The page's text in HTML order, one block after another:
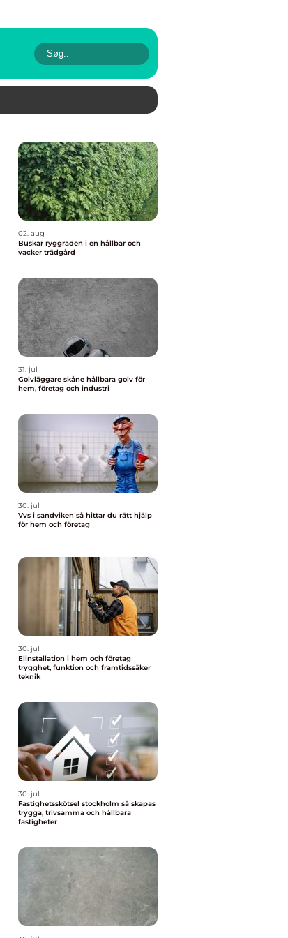
02. aug
Buskar ryggraden i en hållbar och
vacker trädgård
31. jul
Golvläggare skåne hållbara golv för
hem, företag och industri
30. jul
Vvs i sandviken så hittar du rätt hjälp
för hem och företag
30. jul
Elinstallation i hem och företag
trygghet, funktion och framtidssäker
teknik
30. jul
Fastighetsskötsel stockholm så skapas
trygga, trivsamma och hållbara
fastigheter